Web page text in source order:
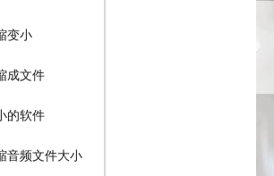
变小
成文件
的软件
音频文件大小